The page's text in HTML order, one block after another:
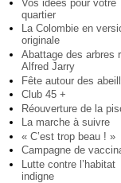
Vos idées pour votre
quartier
La Colombie en
originale
Abattage des arbres
Alfred Jarry
Fête autour des
Club 45 +
Réouverture de la
La marche à suivre
« C’est trop beau ! »
Campagne de
Lutte contre l’habitat
indigne